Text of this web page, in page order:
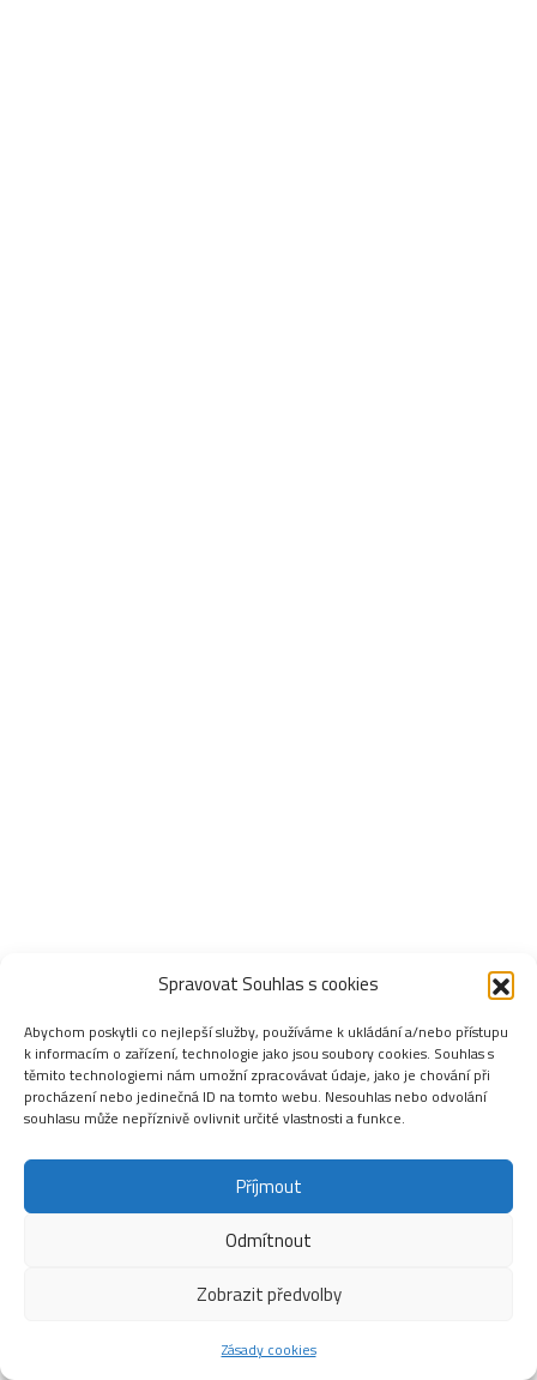
Spravovat Souhlas s cookies
Abychom poskytli co nejlepší služby, používáme k ukládání a/nebo přístupu
k informacím o zařízení, technologie jako jsou soubory cookies. Souhlas s
těmito technologiemi nám umožní zpracovávat údaje, jako je chování při
procházení nebo jedinečná ID na tomto webu. Nesouhlas nebo odvolání
souhlasu může nepříznivě ovlivnit určité vlastnosti a funkce.
Příjmout
Odmítnout
Zobrazit předvolby
Zásady cookies